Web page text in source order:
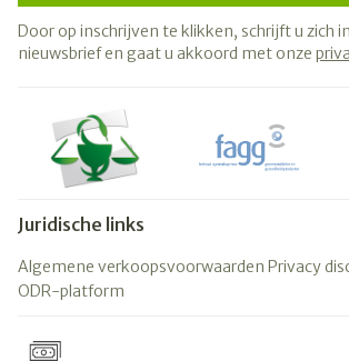
Door op inschrijven te klikken, schrijft u zich
nieuwsbrief en gaat u akkoord met onze
Juridische links
Algemene verkoopsvoorwaarden Privacy
ODR-platform